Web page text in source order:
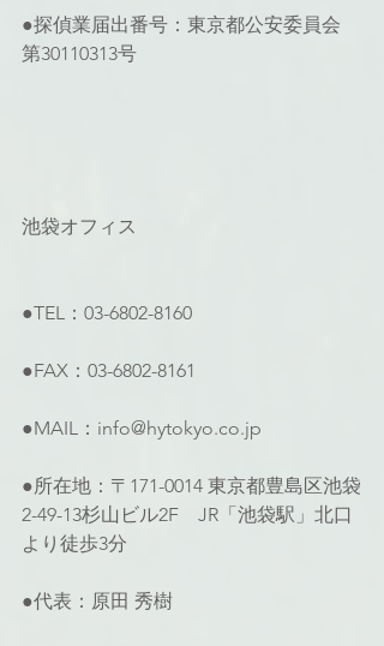
●探偵業届出番号：東京都公安委員会
第30110313号
池袋オフィス
●TEL：03-6802-8160
●FAX：03-6802-8161
●MAIL：info@hytokyo.co.jp
●所在地：〒171-0014 東京都豊島区池袋
2-49-13杉山ビル2F　JR「池袋駅」北口
より徒歩3分
●代表：原田 秀樹